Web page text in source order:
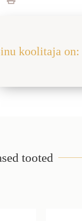
koolitaja on:
tooted